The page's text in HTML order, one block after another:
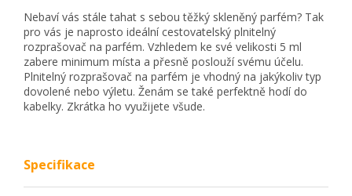
Nebaví vás stále tahat s sebou těžký skleněný parfém? Tak
pro vás je naprosto ideální cestovatelský plnitelný
rozprašovač na parfém. Vzhledem ke své velikosti 5 ml
zabere minimum místa a přesně poslouží svému účelu.
Plnitelný rozprašovač na parfém je vhodný na jakýkoliv typ
dovolené nebo výletu. Ženám se také perfektně hodí do
kabelky. Zkrátka ho využijete všude.
Specifikace